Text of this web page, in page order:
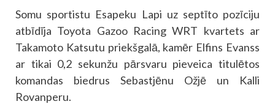
Somu sportistu Esapeku Lapi uz septīto pozīciju
atbīdīja Toyota Gazoo Racing WRT kvartets ar
Takamoto Katsutu priekšgalā, kamēr Elfins Evanss
ar tikai 0,2 sekunžu pārsvaru pieveica titulētos
komandas biedrus Sebastjēnu Ožjē un Kalli
Rovanperu.